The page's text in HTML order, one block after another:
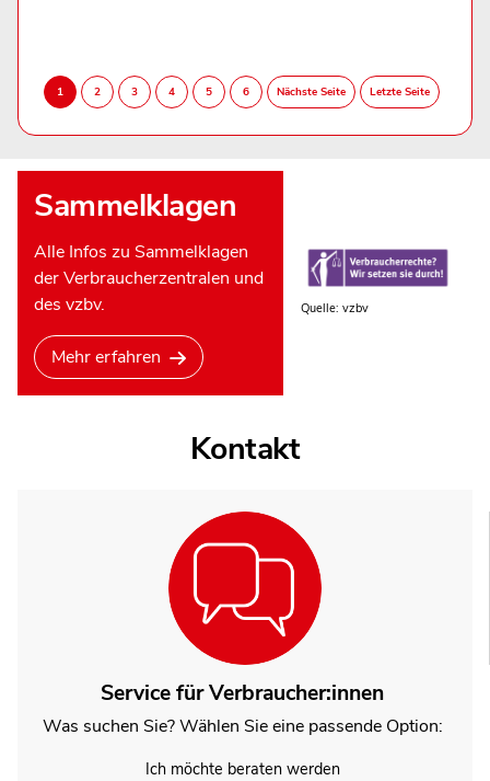
Sammelklagen
Alle Infos zu Sammelklagen
der Verbraucherzentralen und
des vzbv.
Mehr erfahren
Quelle: vzbv
Kontakt
Service für Verbraucher:innen
Was suchen Sie? Wählen Sie eine passende Option:
Ich möchte beraten werden